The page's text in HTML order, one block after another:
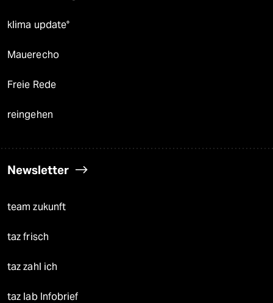
klima update°
Mauerecho
Freie Rede
reingehen
Newsletter
team zukunft
taz frisch
taz zahl ich
taz lab Infobrief